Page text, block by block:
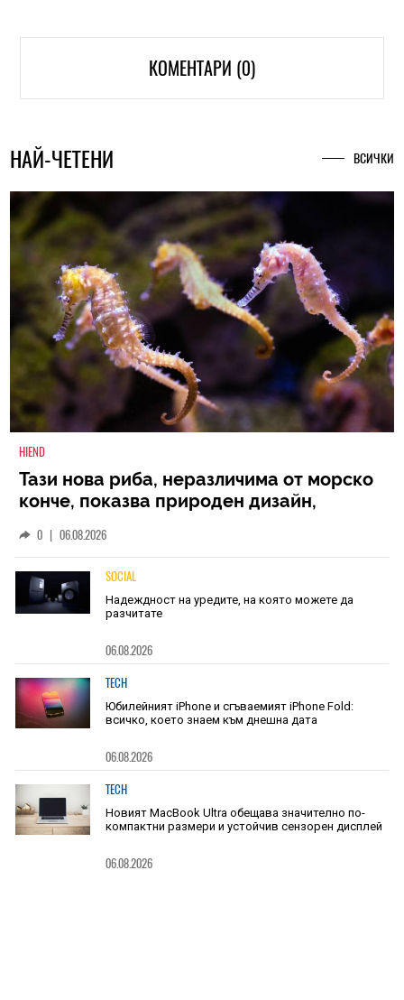
КОМЕНТАРИ (0)
НАЙ-ЧЕТЕНИ ВСИЧКИ
HIEND
Тази нова риба, неразличима от морско
конче, показва природен дизайн,
0 | 06.08.2026
SOCIAL
Надеждност на уредите, на която можете да
разчитате
06.08.2026
TECH
Юбилейният iPhone и сгъваемият iPhone Fold:
всичко, което знаем към днешна дата
06.08.2026
TECH
Новият MacBook Ultra обещава значително по-
компактни размери и устойчив сензорен дисплей
06.08.2026